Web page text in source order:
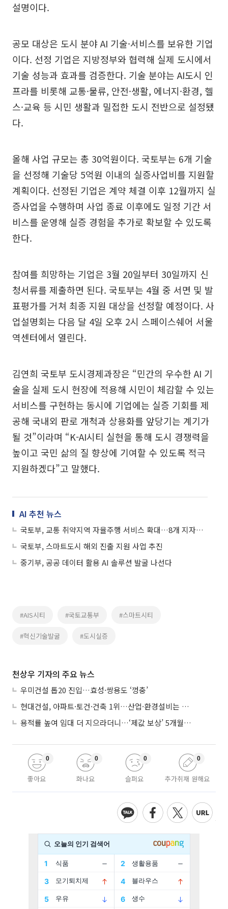
설명이다.
공모 대상은 도시 분야 AI 기술·서비스를 보유한 기업
이다. 선정 기업은 지방정부와 협력해 실제 도시에서
기술 성능과 효과를 검증한다. 기술 분야는 AI도시 인
프라를 비롯해 교통·물류, 안전·생활, 에너지·환경, 헬
스·교육 등 시민 생활과 밀접한 도시 전반으로 설정됐
다.
올해 사업 규모는 총 30억원이다. 국토부는 6개 기술
을 선정해 기술당 5억원 이내의 실증사업비를 지원할
계획이다. 선정된 기업은 계약 체결 이후 12월까지 실
증사업을 수행하며 사업 종료 이후에도 일정 기간 서
비스를 운영해 실증 경험을 추가로 확보할 수 있도록
한다.
참여를 희망하는 기업은 3월 20일부터 30일까지 신
청서류를 제출하면 된다. 국토부는 4월 중 서면 및 발
표평가를 거쳐 최종 지원 대상을 선정할 예정이다. 사
업설명회는 다음 달 4일 오후 2시 스페이스쉐어 서울
역센터에서 열린다.
김연희 국토부 도시경제과장은 “민간의 우수한 AI 기
술을 실제 도시 현장에 적용해 시민이 체감할 수 있는
서비스를 구현하는 동시에 기업에는 실증 기회를 제
공해 국내외 판로 개척과 상용화를 앞당기는 계기가
될 것”이라며 “K-AI시티 실현을 통해 도시 경쟁력을
높이고 국민 삶의 질 향상에 기여할 수 있도록 적극
지원하겠다”고 말했다.
AI 추천 뉴스
국토부, 교통 취약지역 자율주행 서비스 확대…8개 지자체에 30억원 지원
국토부, 스마트도시 해외 진출 지원 사업 추진
중기부, 공공 데이터 활용 AI 솔루션 발굴 나선다
#AIS시티 #국토교통부 #스마트시티
#혁신기술발굴 #도시실증
천상우 기자의 주요 뉴스
우미건설 톱20 진입…효성·쌍용도 ‘껑충’
현대건설, 아파트·토건·건축 1위…산업·환경설비는 삼성E&A
용적률 높여 임대 더 지으라더니…‘제값 보상’ 5개월째 국회에 발목
좋아요
0
화나요
0
슬퍼요
0
추가취재 원해요
0